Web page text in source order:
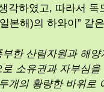
각하였고, 따라서
본해)의 하와이” 같
한 산림자원과 해
소유권과 자부심
개의 황량한 바위로